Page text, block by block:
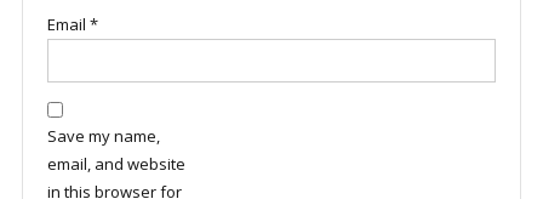
Email *
Save my name,
email, and website
in this browser for